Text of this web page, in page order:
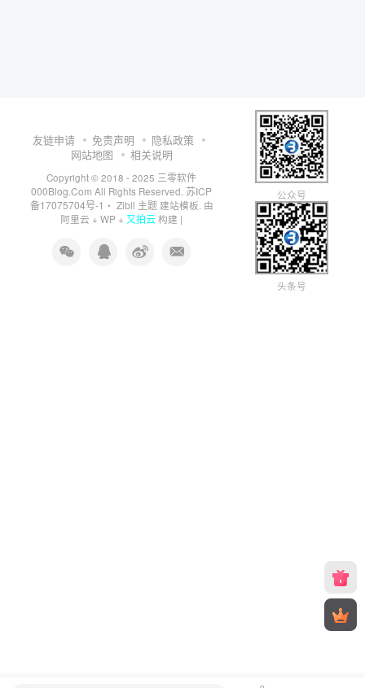
友链申请 免责声明
隐私政策
网站地图
相关说明
Copyright © 2018 - 2025 三零软件
000Blog.Com All Rights Reserved. 苏ICP
备17075704号-1 ・ Zibll 主题建站模板. 由
阿里云 + WP + 又拍云构建 |
公众号
头条号